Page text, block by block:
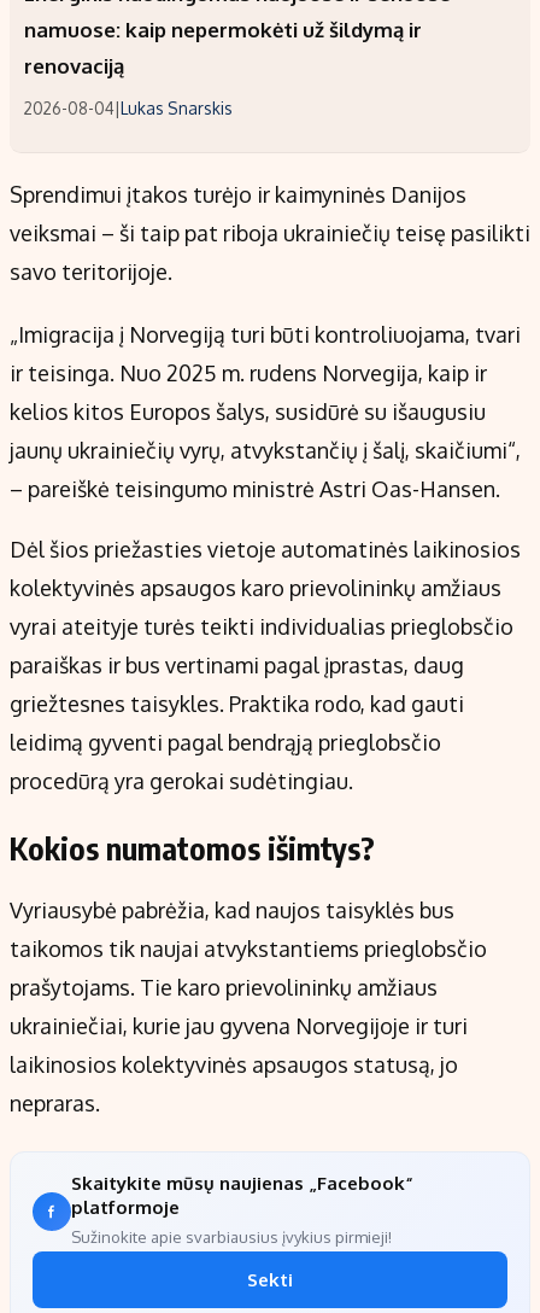
namuose: kaip nepermokėti už šildymą ir
renovaciją
2026-08-04|Lukas Snarskis
Sprendimui įtakos turėjo ir kaimyninės Danijos
veiksmai – ši taip pat riboja ukrainiečių teisę pasilikti
savo teritorijoje.
„Imigracija į Norvegiją turi būti kontroliuojama, tvari
ir teisinga. Nuo 2025 m. rudens Norvegija, kaip ir
kelios kitos Europos šalys, susidūrė su išaugusiu
jaunų ukrainiečių vyrų, atvykstančių į šalį, skaičiumi“,
– pareiškė teisingumo ministrė Astri Oas-Hansen.
Dėl šios priežasties vietoje automatinės laikinosios
kolektyvinės apsaugos karo prievolininkų amžiaus
vyrai ateityje turės teikti individualias prieglobsčio
paraiškas ir bus vertinami pagal įprastas, daug
griežtesnes taisykles. Praktika rodo, kad gauti
leidimą gyventi pagal bendrąją prieglobsčio
procedūrą yra gerokai sudėtingiau.
Kokios numatomos išimtys?
Vyriausybė pabrėžia, kad naujos taisyklės bus
taikomos tik naujai atvykstantiems prieglobsčio
prašytojams. Tie karo prievolininkų amžiaus
ukrainiečiai, kurie jau gyvena Norvegijoje ir turi
laikinosios kolektyvinės apsaugos statusą, jo
nepraras.
Skaitykite mūsų naujienas „Facebook“
platformoje
Sužinokite apie svarbiausius įvykius pirmieji!
Sekti